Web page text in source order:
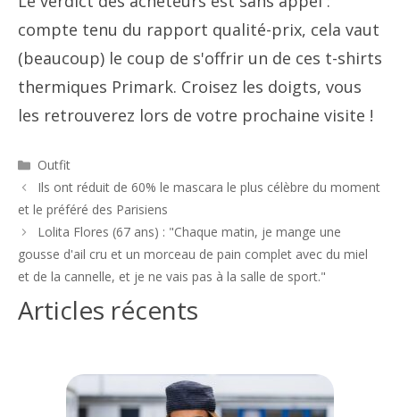
compte tenu du rapport qualité-prix, cela vaut
(beaucoup) le coup de s'offrir un de ces t-shirts
thermiques Primark. Croisez les doigts, vous
les retrouverez lors de votre prochaine visite !
Catégories
Outfit
Navigation
des
articles
Ils ont réduit de 60% le mascara le plus célèbre du moment
et le préféré des Parisiens
Lolita Flores (67 ans) : "Chaque matin, je mange une
gousse d'ail cru et un morceau de pain complet avec du miel
et de la cannelle, et je ne vais pas à la salle de sport."
Articles récents